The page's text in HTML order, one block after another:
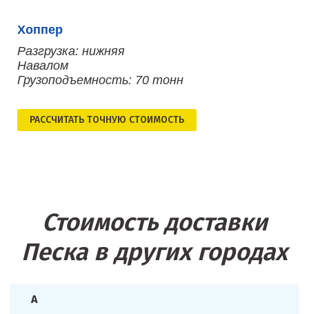
Хоппер
Разгрузка: нижняя
Навалом
Грузоподъемность: 70 тонн
РАСCЧИТАТЬ ТОЧНУЮ СТОИМОСТЬ
Стоимость доставки
Песка в других городах
А